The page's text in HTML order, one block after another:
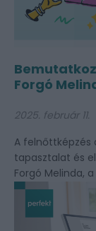
Forgó
2025. február 11.
A felnőttképzés
tapasztalat és
Forgó Melinda,